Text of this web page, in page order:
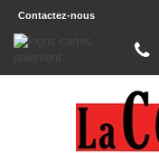
Contactez-nous